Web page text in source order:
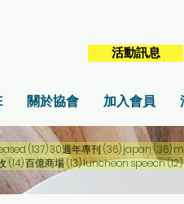
活動訊息
關於協會 加入會員
(137)137 篇文章
30週年專刊 (36)36 篇文章
japan (36)
(14)14 篇文章
百億商場(13)13 篇文章
luncheon speech(12)